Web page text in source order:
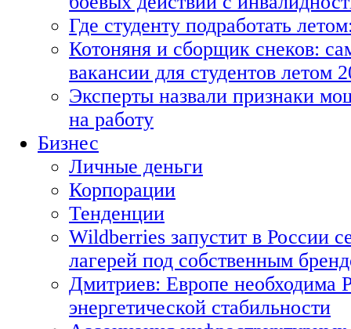
Где студенту подработать
Котоняня и сборщик снеков:
вакансии для студентов летом
Эксперты назвали признаки
на работу
Бизнес
Личные деньги
Корпорации
Тенденции
Wildberries запустит в России
лагерей под собственным
Дмитриев: Европе необходима
энергетической стабильности